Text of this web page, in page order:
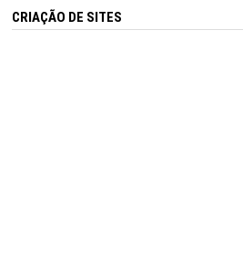
CRIAÇÃO DE SITES